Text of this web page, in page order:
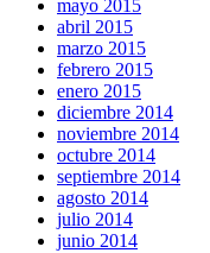
mayo 2015
abril 2015
marzo 2015
febrero 2015
enero 2015
diciembre 2014
noviembre 2014
octubre 2014
septiembre 2014
agosto 2014
julio 2014
junio 2014